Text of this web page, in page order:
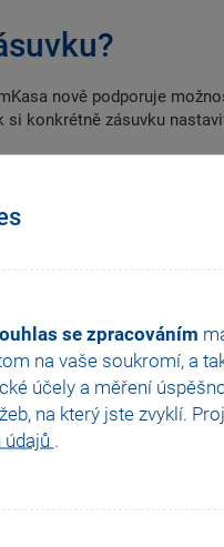
se zpracováním
na vaše soukromí, a
účely a měření
na který jste zvyklí.
.
nově podporuje
konkrétně zásuvku